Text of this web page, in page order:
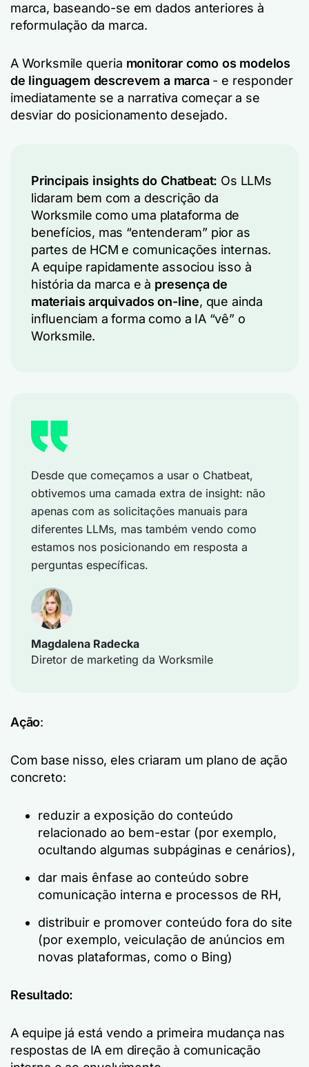
marca, baseando-se em dados anteriores à
reformulação da marca.
A Worksmile queria monitorar como os modelos
de linguagem descrevem a marca- e responder
imediatamente se a narrativa começar a se
desviar do posicionamento desejado.
Principais insights do Chatbeat: Os LLMs
lidaram bem com a descrição da
Worksmile como uma plataforma de
benefícios, mas “entenderam” pior as
partes de HCM e comunicações internas.
A equipe rapidamente associou isso à
história da marca e à presença de
materiais arquivados on-line, que ainda
influenciam a forma como a IA “vê” o
Worksmile.
Desde que começamos a usar o Chatbeat,
obtivemos uma camada extra de insight: não
apenas com as solicitações manuais para
diferentes LLMs, mas também vendo como
estamos nos posicionando em resposta a
perguntas específicas.
Magdalena Radecka
Diretor de marketing da Worksmile
Ação:
Com base nisso, eles criaram um plano de ação
concreto:
reduzir a exposição do conteúdo
relacionado ao bem-estar (por exemplo,
ocultando algumas subpáginas e cenários),
dar mais ênfase ao conteúdo sobre
comunicação interna e processos de RH,
distribuir e promover conteúdo fora do site
(por exemplo, veiculação de anúncios em
novas plataformas, como o Bing)
Resultado:
A equipe já está vendo a primeira mudança nas
respostas de IA em direção à comunicação